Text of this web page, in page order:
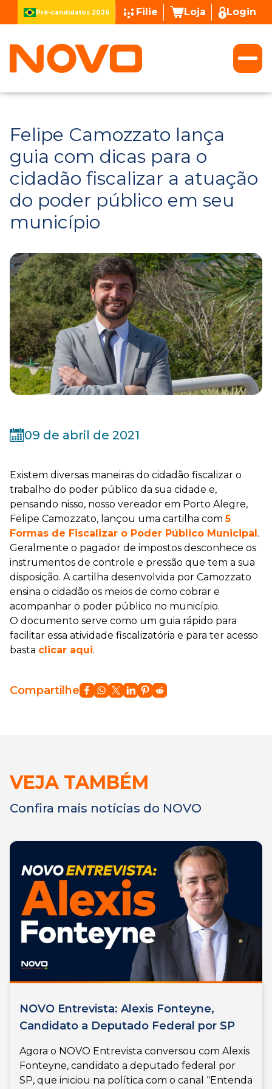
Pré-candidatos 2026 Filie Loja Login
Felipe Camozzato lança
guia com dicas para o
cidadão fiscalizar a atuação
do poder público em seu
município
09 de abril de 2021
Existem diversas maneiras do cidadão fiscalizar o
trabalho do poder público da sua cidade e,
pensando nisso, nosso vereador em Porto Alegre,
Felipe Camozzato, lançou uma cartilha com5
Formas de Fiscalizar o Poder Público Municipal.
Geralmente o pagador de impostos desconhece os
instrumentos de controle e pressão que tem a sua
disposição. A cartilha desenvolvida por Camozzato
ensina o cidadão os meios de como cobrar e
acompanhar o poder público no município.
O documento serve como um guia rápido para
facilitar essa atividade fiscalizatória e para ter acesso
basta clicar aqui.
Compartilhe
VEJA TAMBÉM
Confira mais notícias do NOVO
NOVO Entrevista: Alexis Fonteyne,
Candidato a Deputado Federal por SP
Agora o NOVO Entrevista conversou com Alexis
Fonteyne, candidato a deputado federal por
SP, que iniciou na política com o canal “Entenda